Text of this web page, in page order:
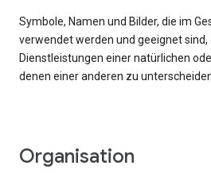
Symbole, Namen und Bilder, die im
verwendet werden und geeignet sind,
Dienstleistungen einer natürlichen
denen einer anderen zu
Organisation